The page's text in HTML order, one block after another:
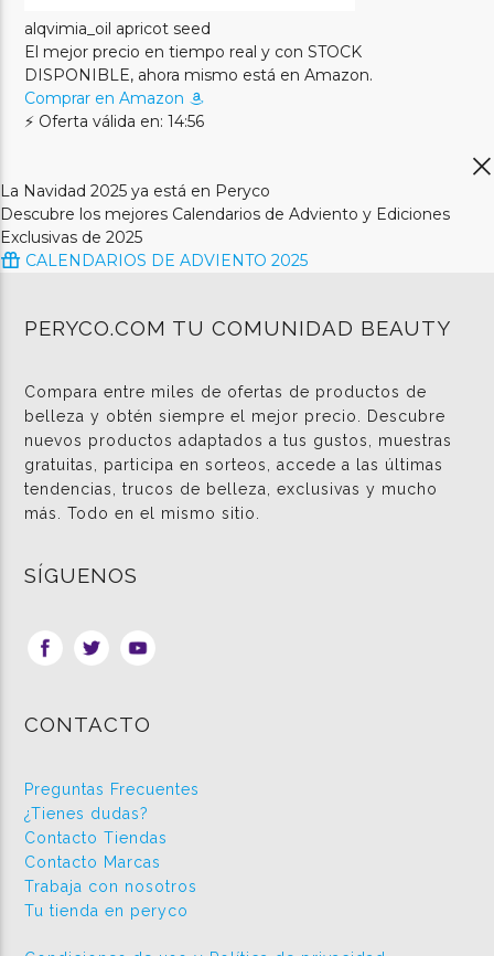
alqvimia_oil apricot seed
El mejor precio en tiempo real y con STOCK
DISPONIBLE, ahora mismo está en Amazon.
Comprar en Amazon
⚡ Oferta válida en: 14:56
La Navidad 2025 ya está en Peryco
Descubre los mejores Calendarios de Adviento y Ediciones
Exclusivas de 2025
CALENDARIOS DE ADVIENTO 2025
PERYCO.COM TU COMUNIDAD BEAUTY
Compara entre miles de ofertas de productos de
belleza y obtén siempre el mejor precio. Descubre
nuevos productos adaptados a tus gustos, muestras
gratuitas, participa en sorteos, accede a las últimas
tendencias, trucos de belleza, exclusivas y mucho
más. Todo en el mismo sitio.
SÍGUENOS
CONTACTO
Preguntas Frecuentes
¿Tienes dudas?
Contacto Tiendas
Contacto Marcas
Trabaja con nosotros
Tu tienda en peryco